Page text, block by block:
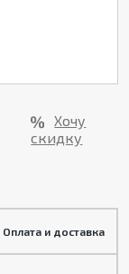
Хочу
скидку
Оплата и доставка